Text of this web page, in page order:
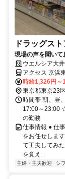
ドラッグス
現場の声を聞いて
大幅に緩和しまし
ウエルシア大
アクセス 京浜
時給1,326円～
東京都東京23
時間帯 朝、昼
17:00～23:00
の勤務
仕事情報 ● 仕
をお任せしま
て工夫してみ
を覚え...
主婦・主夫歓迎 シ